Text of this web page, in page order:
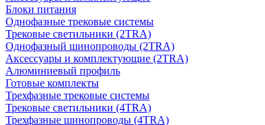
Блоки питания
Однофазные трековые системы
Трековые светильники (2TRA)
Однофазный шинопроводы (2TRA)
Аксессуары и комплектующие (2TRA)
Алюминиевый профиль
Готовые комплекты
Трехфазные трековые системы
Трековые светильники (4TRA)
Трехфазные шинопроводы (4TRA)